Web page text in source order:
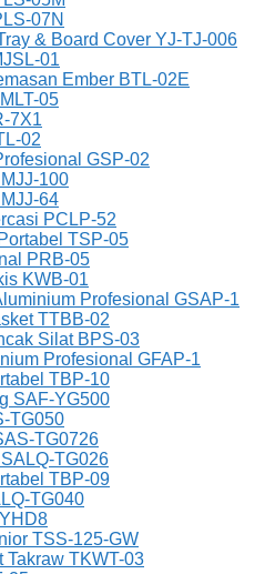
07N
& Board Cover YJ-TJ-006
01
Ember BTL-02E
05
7X1
02
GSP-02
100
64
PCLP-52
TSP-05
PRB-05
KWB-01
Profesional GSAP-1
TTBB-02
Silat BPS-03
Profesional GFAP-1
TBP-10
SAF-YG500
TG050
TG0726
TG026
TBP-09
TG040
TSS-125-GW
Takraw TKWT-03